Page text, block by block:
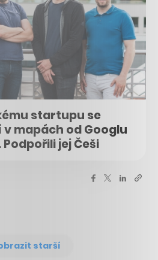
startupu se
mapách od Googlu
jej Češi
starší